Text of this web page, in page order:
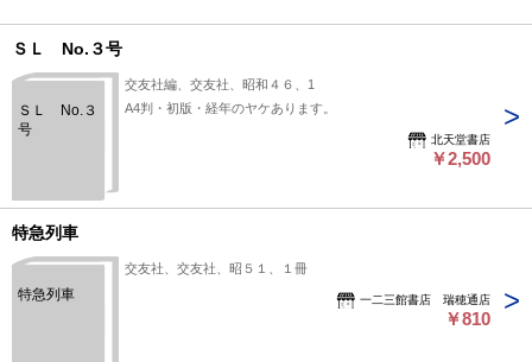
ＳＬ No.３号
ＳＬ No.３
号
交友社編、交友社、昭和４６、1
A4判・初版・経年のヤケあります。
北天堂書店
￥2,500
特急列車
特急列車
交友社、交友社、昭５１、１冊
一二三館書店 瑞穂通店
￥810